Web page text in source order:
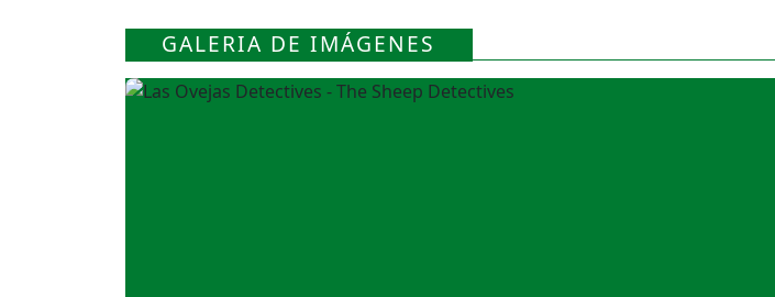
GALERIA DE IMÁGENES